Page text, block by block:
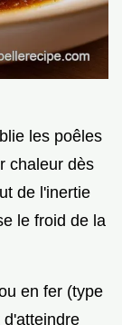
les poêles
chaleur dès
de l'inertie
le froid de la
en fer (type